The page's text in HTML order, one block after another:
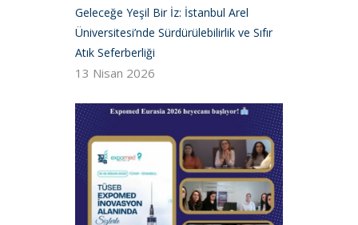
Geleceğe Yeşil Bir İz: İstanbul Arel
Üniversitesi’nde Sürdürülebilirlik ve Sıfır
Atık Seferberliği
13 Nisan 2026